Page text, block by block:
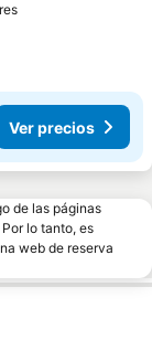
Ver precios
Ver precios
de las páginas
lo tanto, es
web de reserva